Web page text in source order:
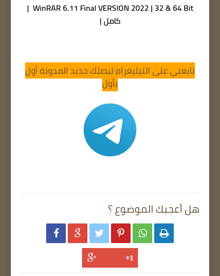
WinRAR 6.11 Final VERSION 2022 | 32 & 64 Bit |
كامل |
تابعني على التيليغرام ليصلك جديد المدونة أول
بأول
هل أعجبك الموضوع ؟
     